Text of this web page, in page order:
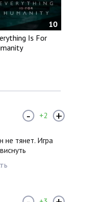
10
Is For
не тянет. Игра
- +2 +